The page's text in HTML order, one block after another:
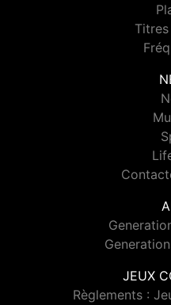
JEUX
Règlements :